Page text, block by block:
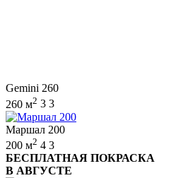
Gemini 260
260 м2 3 3
Маршал 200
200 м2 4 3
БЕСПЛАТНАЯ ПОКРАСКА
В АВГУСТЕ